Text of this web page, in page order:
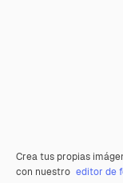
Crea tus propias
con nuestro editor de